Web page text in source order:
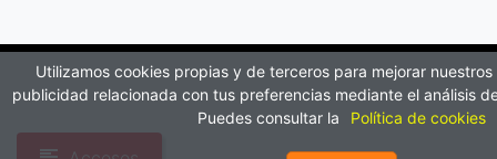
Utilizamos cookies propias y de terceros para mejorar
publicidad relacionada con tus preferencias mediante el análisis
Puedes consultar la
Política de cookies